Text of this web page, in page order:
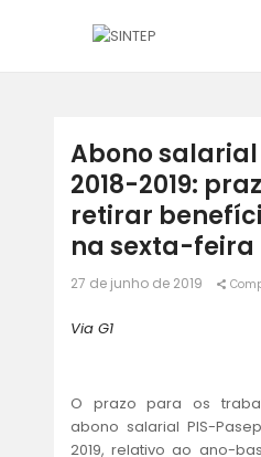
O
Abono salarial
2018-2019:
retirar
na sexta-feira
27 de junho de 2019
Via G1
O prazo para os
abono salarial PIS-
2019, relativo ao ano-